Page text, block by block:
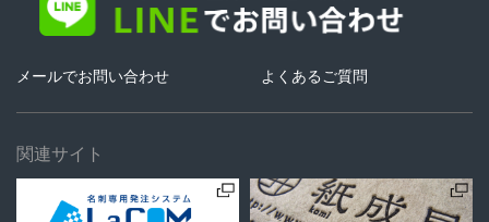
メールでお問い合わせ よくあるご質問
関連サイト